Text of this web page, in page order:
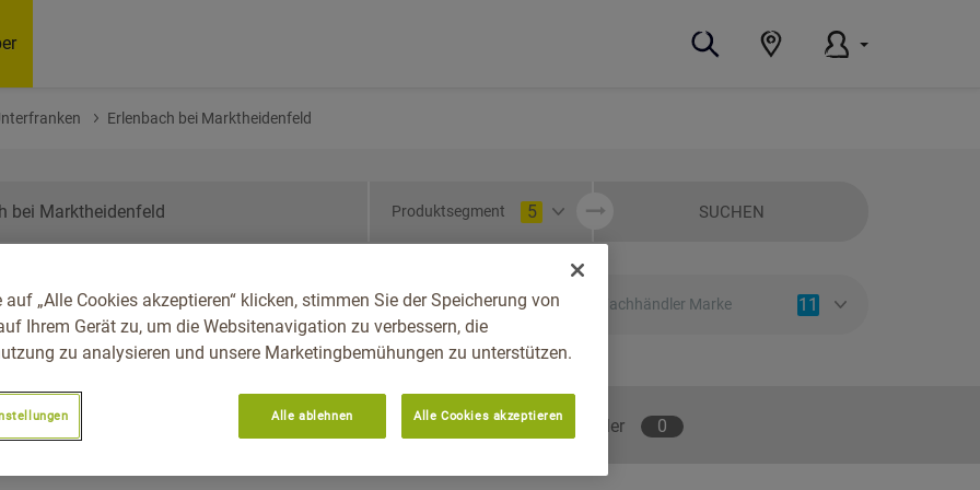
Erlenbach bei Marktheidenfeld
Produktsegment 5 SUCHEN
Reg.-Bez.
Bei Marktheidenfeld
Fachhändler Marke 11
Empfohlene Fachhändler 0
auf „Alle Cookies akzeptieren“ klicken, stimmen Sie der Speicherung von
Ihrem Gerät zu, um die Websitenavigation zu verbessern, die
zu analysieren und unsere Marketingbemühungen zu unterstützen.
Alle ablehnen Alle Cookies akzeptieren